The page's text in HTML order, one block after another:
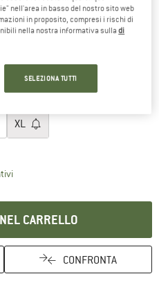
sui costi di spedizione. Si apre in
XL
Il link si apre in una casella
NEL CARRELLO
CONFRONTA
nell'area in basso del nostro sito web
in proposito, compresi i rischi di
nella nostra informativa sulladi
SELEZIONA TUTTI